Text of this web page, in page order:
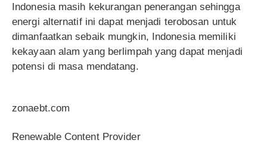
Indonesia masih kekurangan penerangan sehingga
energi alternatif ini dapat menjadi terobosan untuk
dimanfaatkan sebaik mungkin, Indonesia memiliki
kekayaan alam yang berlimpah yang dapat menjadi
potensi di masa mendatang.
zonaebt.com
Renewable Content Provider